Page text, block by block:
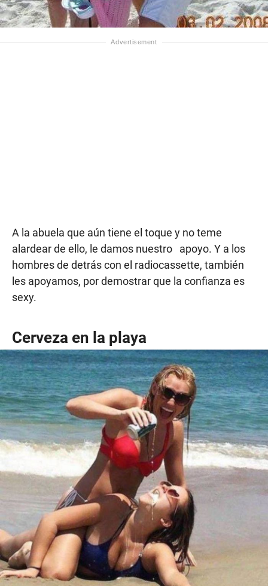
A la abuela que aún tiene el toque y no teme
alardear de ello, le damos nuestro apoyo. Y a los
hombres de detrás con el radiocassette, también
les apoyamos, por demostrar que la confianza es
sexy.
Cerveza en la playa